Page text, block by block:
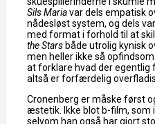
Sils Mariavar dels empatisk
nådesløst system, og dels
med format i forhold til at
the Stars både utrolig kynisk
men heller ikke så
at forklare hvad der egentlig
altså er forfærdelig
Cronenberg er måske først
æstetik. Ikke blot b-film, som
selvom han også har gjort